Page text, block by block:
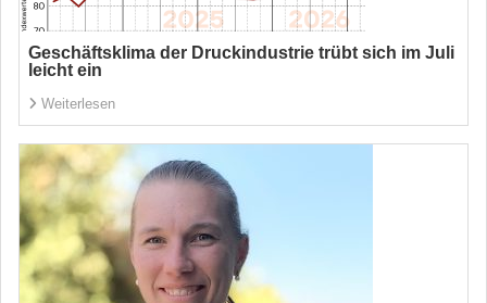
Geschäftsklima der Druckindustrie trübt sich im Juli
leicht ein
Weiterlesen